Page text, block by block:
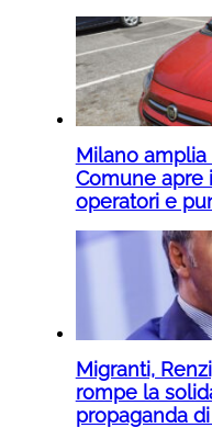
Milano amplia
Comune apre
operatori e
Migranti,
rompe la
propaganda di